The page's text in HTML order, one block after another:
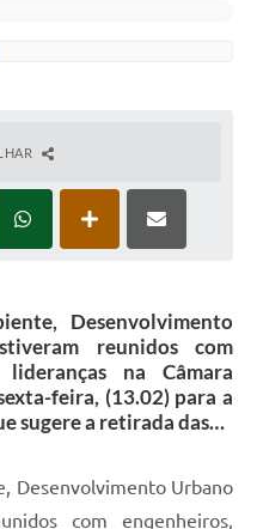
Desenvolvimento
reunidos com
na Câmara
feira, (13.02) para a
sugere a retirada das…
Desenvolvimento Urbano
com engenheiros,